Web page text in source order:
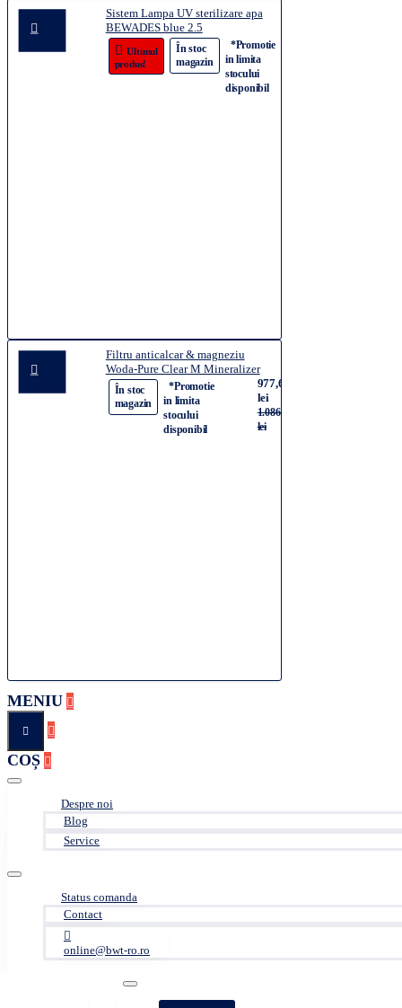
Sistem Lampa UV sterilizare apa
BEWADES blue 2.5
Ultimul
produs!
În stoc
magazin
*Promotie
in limita
stocului
disponibil
Filtru anticalcar & magneziu
Woda-Pure Clear M Mineralizer
În stoc
magazin
*Promotie
in limita
stocului
disponibil
977,68
lei
1.086,31
lei
MENIU
COȘ
Despre noi
Blog
Service
Status comanda
Contact
online@bwt-ro.ro